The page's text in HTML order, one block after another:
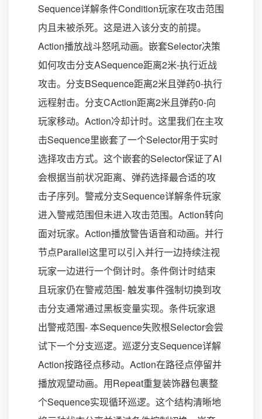
Sequence详解条件Condition玩家在攻击范围
内且未被杀死。这是进入该分支的前提。
Action播放战斗怒吼动画。嵌套Selector决策
如何攻击分支ASequence距离2米-执行近战
攻击。分支BSequence距离2米且弹药0-执行
远程射击。分支CAction距离2米且弹药0-向
玩家移动。Action冷却计时。这里我们在主攻
击Sequence里嵌套了一个Selector用于实时
选择攻击方式。这个嵌套的Selector保证了AI
会根据当前状况距离、弹药选择最合适的攻
击子序列。警戒分支Sequence详解条件玩家
进入警戒范围但未进入攻击范围。Action转向
面对玩家。Action播放警告语音和动画。并行
节点Parallel这里可以引入并行一边持续注视
玩家一边进行一个倒计时。条件倒计时结束
且玩家仍在警戒范围- 触发事件强制切换到攻
击分支通常通过黑板变量实现。条件玩家退
出警戒范围- 本Sequence失败根Selector会尝
试下一个分支巡逻。巡逻分支Sequence详解
Action按路径点移动。Action在路径点停留并
播放观望动画。用Repeat重复装饰器包裹整
个Sequence实现循环巡逻。这个结构清晰地